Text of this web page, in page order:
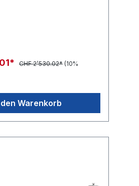
CHF 2’530.02* (10%
Warenkorb